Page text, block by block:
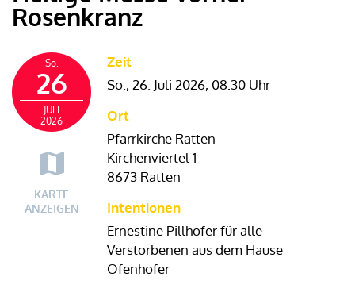
Rosenkranz
So.
26
JULI
2026
KARTE
ANZEIGEN
Zeit
So., 26. Juli 2026, 08:30 Uhr
Ort
Pfarrkirche Ratten
Kirchenviertel 1
8673 Ratten
Intentionen
Ernestine Pillhofer für alle
Verstorbenen aus dem Hause
Ofenhofer